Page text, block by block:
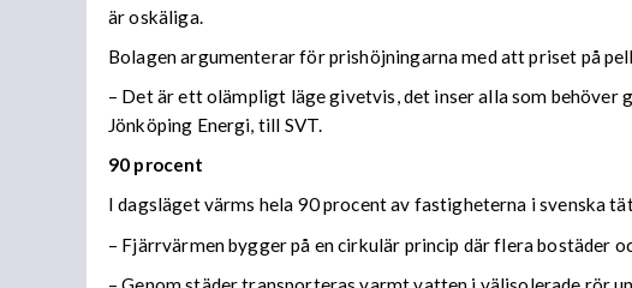
är oskäliga.
Bolagen argumenterar för prishöjningarna med att priset på
– Det är ett olämpligt läge givetvis, det inser alla som behöver
Jönköping Energi, till SVT.
90 procent
I dagsläget värms hela 90 procent av fastigheterna i svenska
– Fjärrvärmen bygger på en cirkulär princip där flera